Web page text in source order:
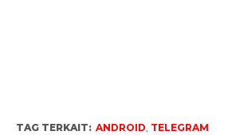
TAG TERKAIT: ANDROID, TELEGRAM